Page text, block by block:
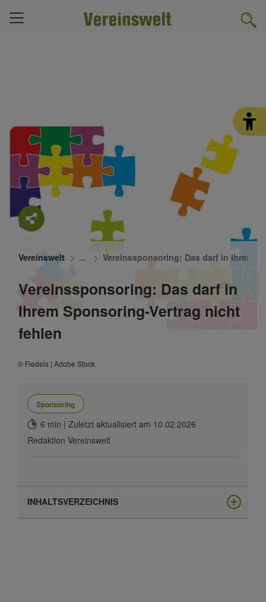
Vereinswelt Vereinssponsoring: Das darf in Ihrem
Vereinssponsoring: Das darf in
Ihrem Sponsoring-Vertrag nicht
fehlen
© Fiedels | Adobe Stock
Sponsoring
6 min | Zuletzt aktualisiert am 10.02.2026
Redaktion Vereinswelt
INHALTSVERZEICHNIS